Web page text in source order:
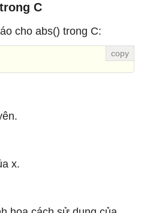
C
cho abs() trong C:
x.